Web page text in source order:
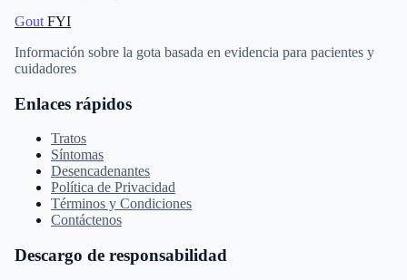
Gout FYI
Información sobre la gota basada en evidencia para pacientes y
cuidadores
Enlaces rápidos
Tratos
Síntomas
Desencadenantes
Política de Privacidad
Términos y Condiciones
Contáctenos
Descargo de responsabilidad